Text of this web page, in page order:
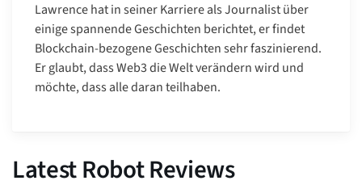
Lawrence hat in seiner Karriere als Journalist über
einige spannende Geschichten berichtet, er findet
Blockchain-bezogene Geschichten sehr faszinierend.
Er glaubt, dass Web3 die Welt verändern wird und
möchte, dass alle daran teilhaben.
Latest Robot Reviews